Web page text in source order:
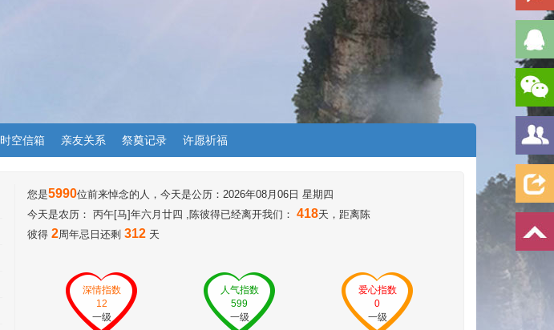
时空信箱 亲友关系 祭奠记录 许愿祈福
您是5990位前来悼念的人，今天是公历：2026年08月06日 星期四
今天是农历： 丙午[马]年六月廿四 ,陈彼得已经离开我们： 418天，距离陈
彼得 2周年忌日还剩 312 天
深情指数
12
一级
人气指数
599
一级
爱心指数
0
一级